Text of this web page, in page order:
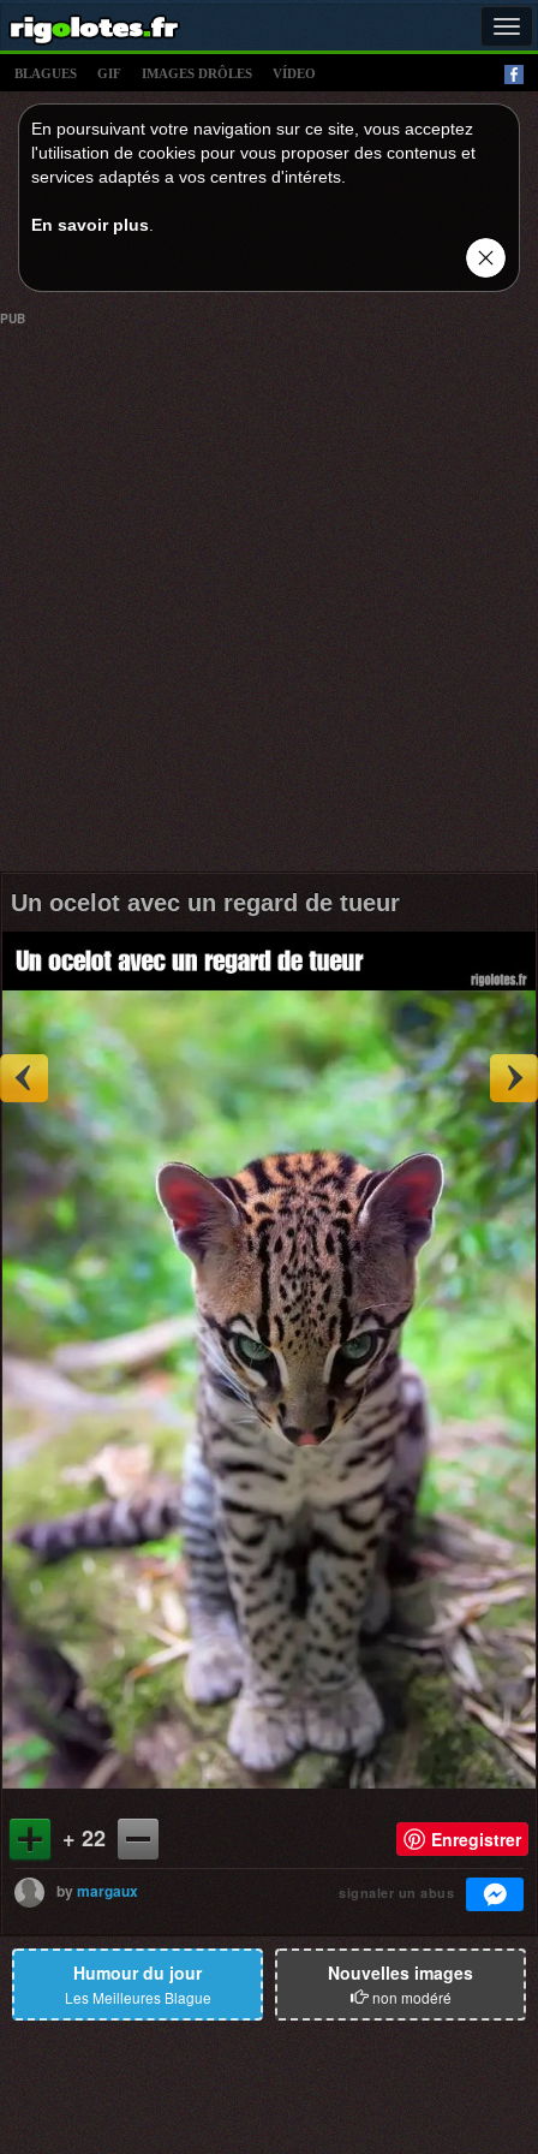
BLAGUES GIF IMAGES DRÔLES VÍDEO
En poursuivant votre navigation sur ce site, vous acceptez
l'utilisation de cookies pour vous proposer des contenus et
services adaptés a vos centres d'intérets.
En savoir plus
PUB
Un ocelot avec un regard de tueur
+ 22 Enregistrer
bymargaux signaler un abus
Humour du jour
Les Meilleures Blague
Nouvelles images
non modéré